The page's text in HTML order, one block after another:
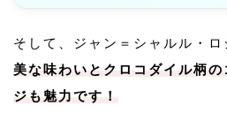
そして、ジャン＝シャルル・ロ
美な味わいとクロコダイル柄
ジも魅力です！